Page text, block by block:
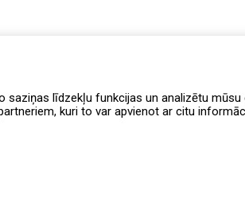
līdzekļu funkcijas un analizētu
kuri to var apvienot ar citu